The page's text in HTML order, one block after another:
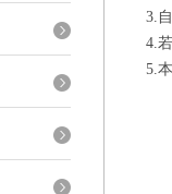
3.
4.
5.